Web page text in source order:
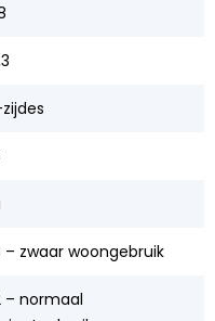
– zwaar woongebruik
– normaal